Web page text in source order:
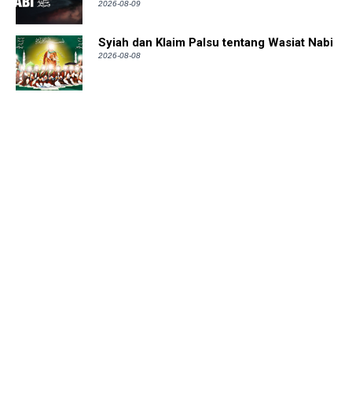
2026-08-09
Syiah dan Klaim Palsu tentang Wasiat Nabi
2026-08-08